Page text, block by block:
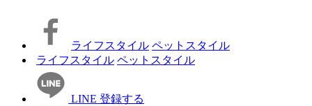
ライフスタイル ペットスタイル
ライフスタイル ペットスタイル
LINE 登録する